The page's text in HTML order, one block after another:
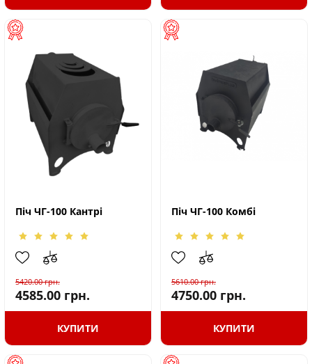
Піч ЧГ-100 Кантрі
5420.00грн.
4585.00 грн.
КУПИТИ
Піч ЧГ-100 Комбі
5610.00грн.
4750.00 грн.
КУПИТИ